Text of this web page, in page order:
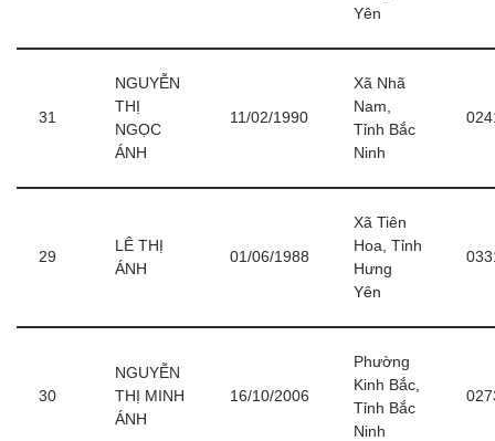
Yên
31
NGUYỄN
THỊ
NGỌC
ÁNH
11/02/1990
Xã Nhã
Nam,
Tỉnh Bắc
Ninh
29
LÊ THỊ
ÁNH
01/06/1988
Xã Tiên
Hoa, Tỉnh
Hưng
Yên
30
NGUYỄN
THỊ MINH
ÁNH
16/10/2006
Phường
Kinh Bắc,
Tỉnh Bắc
Ninh